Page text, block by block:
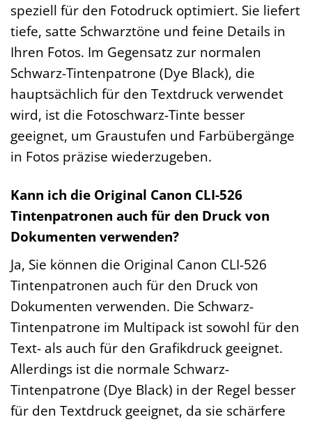
speziell für den Fotodruck optimiert. Sie liefert
tiefe, satte Schwarztöne und feine Details in
Ihren Fotos. Im Gegensatz zur normalen
Schwarz-Tintenpatrone (Dye Black), die
hauptsächlich für den Textdruck verwendet
wird, ist die Fotoschwarz-Tinte besser
geeignet, um Graustufen und Farbübergänge
in Fotos präzise wiederzugeben.
Kann ich die Original Canon CLI-526
Tintenpatronen auch für den Druck von
Dokumenten verwenden?
Ja, Sie können die Original Canon CLI-526
Tintenpatronen auch für den Druck von
Dokumenten verwenden. Die Schwarz-
Tintenpatrone im Multipack ist sowohl für den
Text- als auch für den Grafikdruck geeignet.
Allerdings ist die normale Schwarz-
Tintenpatrone (Dye Black) in der Regel besser
für den Textdruck geeignet, da sie schärfere